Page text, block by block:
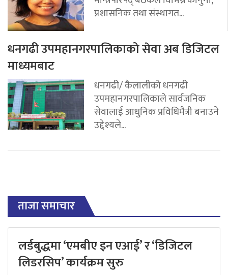
प्रशासनिक तथा संस्थागत...
धनगढी उपमहानगरपालिकाको सेवा अब डिजिटल
माध्यमबाट
धनगढी/ कैलालीको धनगढी
उपमहानगरपालिकाले सार्वजनिक
सेवालाई आधुनिक प्रविधिमैत्री बनाउने
उद्देश्यले...
ताजा समाचार
लर्डबुद्धमा ‘एमबीए इन एआई’ र ‘डिजिटल
लिडरसिप’ कार्यक्रम सुरु